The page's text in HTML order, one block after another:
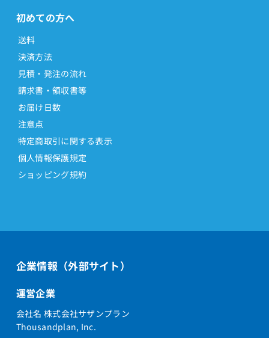
初めての方へ
送料
決済方法
見積・発注の流れ
請求書・領収書等
お届け日数
注意点
特定商取引に関する表示
個人情報保護規定
ショッピング規約
企業情報（外部サイト）
運営企業
会社名 株式会社サザンプラン
Thousandplan, Inc.